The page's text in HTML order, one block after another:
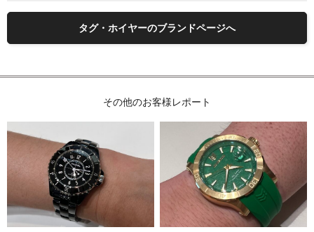
タグ・ホイヤーのブランドページへ
その他のお客様レポート